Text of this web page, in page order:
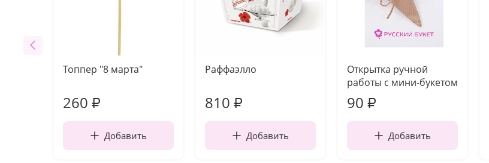
Топпер "8 марта"
260 ₽
Добавить
Раффаэлло
810 ₽
Добавить
Открытка ручной
работы с мини-букетом
90 ₽
Добавить